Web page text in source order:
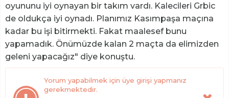
oyununu iyi oynayan bir takım vardı. Kalecileri Grbic
de oldukça iyi oynadı. Planımız Kasımpaşa maçına
kadar bu işi bitirmekti. Fakat maalesef bunu
yapamadık. Önümüzde kalan 2 maçta da elimizden
geleni yapacağız" diye konuştu.
Yorum yapabilmek için üye girişi yapmanız
gerekmektedir.